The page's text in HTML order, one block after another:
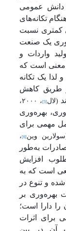
دانش عمومی
تکانه‌های
کمتری نسبت
یک صنعت
واردات و
معنی است که
لذا یک تکانه
طریق کاهش
(لال [5]
، ۲۰۰۰،
بهره‌وری
مهمی برای
وین [6] ،
به‌طور
افزایش
است که به
و تنوع در
بهره‌وری بر
دارا است؛
برای اثرات